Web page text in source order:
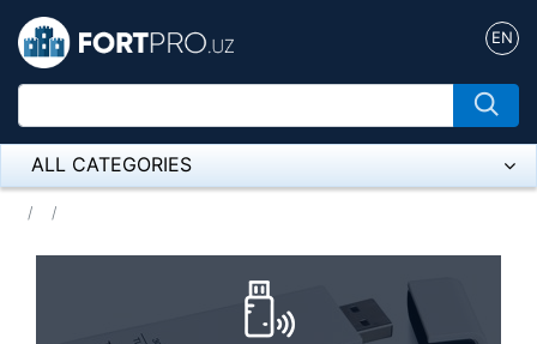
EN
ALL CATEGORIES
Микрофон
Напольные розетки